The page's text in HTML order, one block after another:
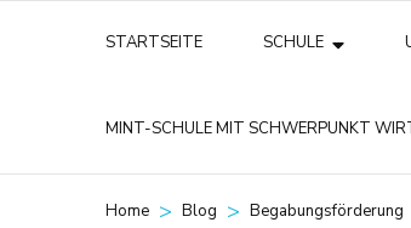
STARTSEITE SCHULE
MINT-SCHULE MIT SCHWERPUNKT
Home > Blog > Begabungsförderung